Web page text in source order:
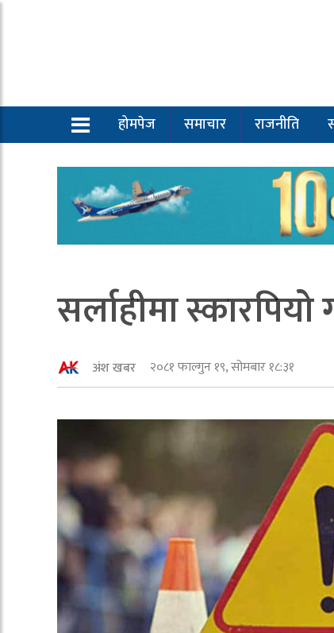
होमपेज समाचार राजनीति
सर्लाहीमा
अंश खबर २०८१ फाल्गुन १९, सोमबार १८:३१